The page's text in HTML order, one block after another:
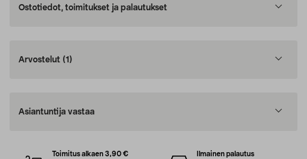
Ostotiedot, toimitukset ja palautukset
Arvostelut (1)
Asiantuntija vastaa
Toimitus alkaen 3,90 €
Ilmainen palautus